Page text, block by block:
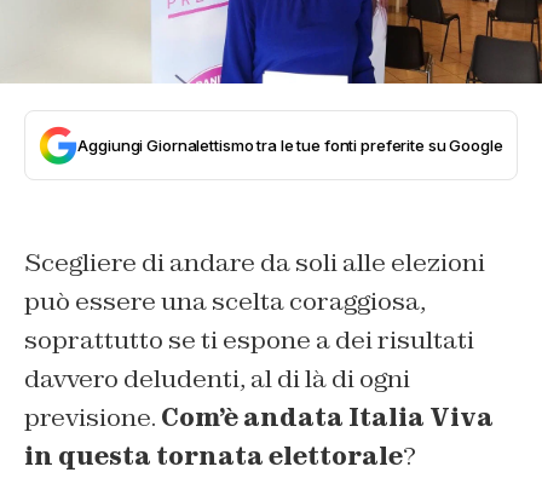
Aggiungi Giornalettismo tra le tue fonti preferite su Google
Scegliere di andare da soli alle elezioni
può essere una scelta coraggiosa,
soprattutto se ti espone a dei risultati
davvero deludenti, al di là di ogni
previsione. Com’è andata Italia Viva
in questa tornata elettorale?